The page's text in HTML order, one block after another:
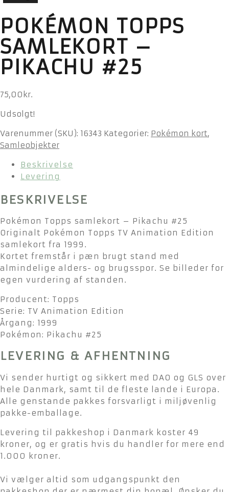
POKÉMON TOPPS
SAMLEKORT –
PIKACHU #25
75,00 kr.
Udsolgt!
Varenummer (SKU): 16343 Kategorier: Pokémon kort,
Samleobjekter
Beskrivelse
Levering
BESKRIVELSE
Pokémon Topps samlekort – Pikachu #25
Originalt Pokémon Topps TV Animation Edition
samlekort fra 1999.
Kortet fremstår i pæn brugt stand med
almindelige alders- og brugsspor. Se billeder for
egen vurdering af standen.
Producent: Topps
Serie: TV Animation Edition
Årgang: 1999
Pokémon: Pikachu #25
LEVERING & AFHENTNING
Vi sender hurtigt og sikkert med DAO og GLS over
hele Danmark, samt til de fleste lande i Europa.
Alle genstande pakkes forsvarligt i miljøvenlig
pakke-emballage.
Levering til pakkeshop i Danmark koster 49
kroner, og er gratis hvis du handler for mere end
1.000 kroner.
Vi vælger altid som udgangspunkt den